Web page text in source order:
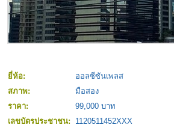
ยี่ห้อ: ออลซีซันเพลส
สภาพ:
มือสอง
ราคา:
99,000 บาท
เลขบัตรประชาชน:
1120511452XXX